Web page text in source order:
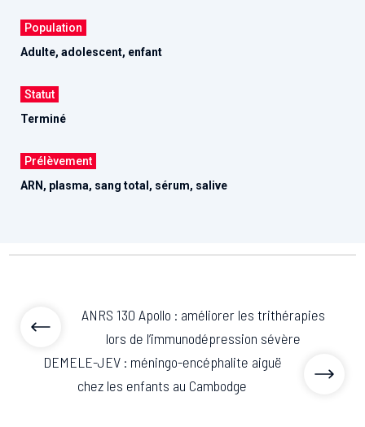
Population
Adulte, adolescent, enfant
Statut
Terminé
Prélèvement
ARN, plasma, sang total, sérum, salive
ANRS 130 Apollo : améliorer les trithérapies
lors de l’immunodépression sévère
DEMELE-JEV : méningo-encéphalite aiguë
chez les enfants au Cambodge